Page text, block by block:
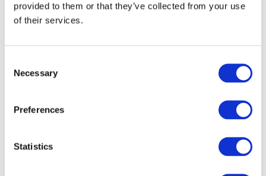
provided to them or that they’ve collected from your use
of their services.
Selection
Necessary
Preferences
Statistics